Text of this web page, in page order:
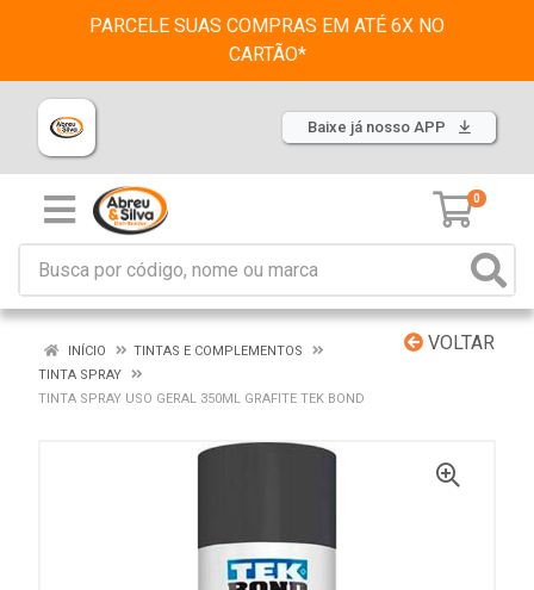
PARCELE SUAS COMPRAS EM ATÉ 6X NO
CARTÃO*
Baixe já nosso APP
0
VOLTAR
INÍCIO
TINTAS E COMPLEMENTOS
TINTA SPRAY
TINTA SPRAY USO GERAL 350ML GRAFITE TEK BOND